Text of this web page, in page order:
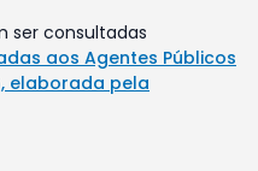
ser consultadas
aos Agentes Públicos
elaborada pela